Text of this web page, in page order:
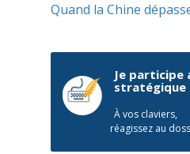
Quand la Chine
Je participe
stratégique
À vos claviers,
réagissez au